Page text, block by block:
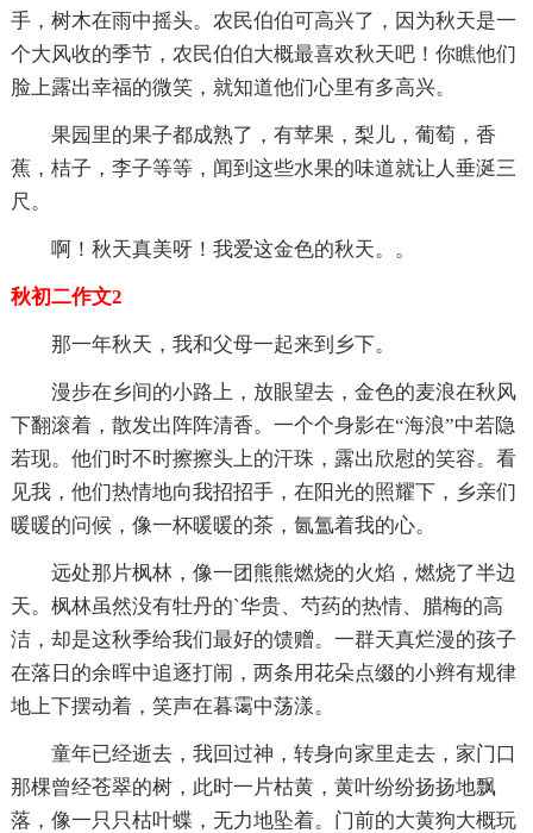
手，树木在雨中摇头。农民伯伯可高兴了，因为秋天是一
个大风收的季节，农民伯伯大概最喜欢秋天吧！你瞧他们
脸上露出幸福的微笑，就知道他们心里有多高兴。
果园里的果子都成熟了，有苹果，梨儿，葡萄，香
蕉，桔子，李子等等，闻到这些水果的味道就让人垂涎三
尺。
啊！秋天真美呀！我爱这金色的秋天。。
秋初二作文2
那一年秋天，我和父母一起来到乡下。
漫步在乡间的小路上，放眼望去，金色的麦浪在秋风
下翻滚着，散发出阵阵清香。一个个身影在“海浪”中若隐
若现。他们时不时擦擦头上的汗珠，露出欣慰的笑容。看
见我，他们热情地向我招招手，在阳光的照耀下，乡亲们
暖暖的问候，像一杯暖暖的茶，氤氲着我的心。
远处那片枫林，像一团熊熊燃烧的火焰，燃烧了半边
天。枫林虽然没有牡丹的`华贵、芍药的热情、腊梅的高
洁，却是这秋季给我们最好的馈赠。一群天真烂漫的孩子
在落日的余晖中追逐打闹，两条用花朵点缀的小辫有规律
地上下摆动着，笑声在暮霭中荡漾。
童年已经逝去，我回过神，转身向家里走去，家门口
那棵曾经苍翠的树，此时一片枯黄，黄叶纷纷扬扬地飘
落，像一只只枯叶蝶，无力地坠着。门前的大黄狗大概玩